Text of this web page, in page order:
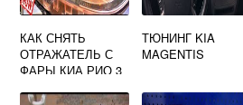
КАК СНЯТЬ
ОТРАЖАТЕЛЬ С
ФАРЫ КИА РИО 3
ТЮНИНГ KIA
MAGENTIS